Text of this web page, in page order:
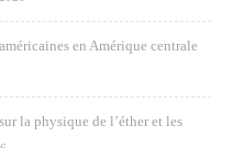
en Amérique centrale
la physique de l’éther et les